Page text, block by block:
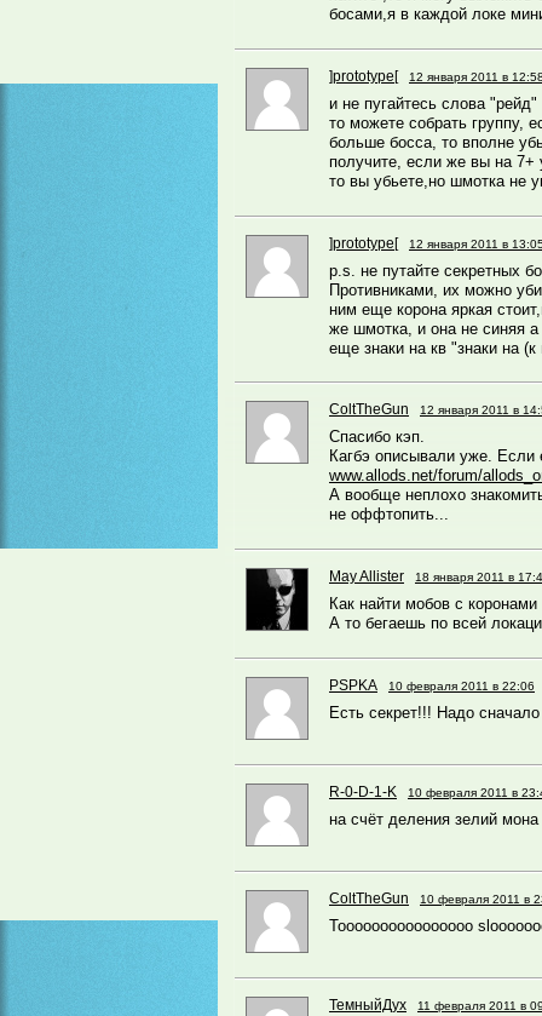
босами,я в каждой локе
]prototype[ 12 января 2011 в
и не пугайтесь слова
то можете собрать группу,
больше босса, то вполне
получите, если же вы на 7+
то вы убьете,но шмотка не
]prototype[ 12 января 2011 в
p.s. не путайте секретных
Противниками, их можно
ним еще корона яркая
же шмотка, и она не синяя а
еще знаки на кв "знаки на
ColtTheGun 12 января 2011 в
Спасибо кэп.
Кагбэ описывали уже. Если
www.allods.net/forum/
А вообще неплохо
не оффтопить...
May Allister 18 января 2011 в
Как найти мобов с коронами
А то бегаешь по всей
PSPKA 10 февраля 2011 в 22:06
Есть секрет!!! Надо сначало
R-0-D-1-K 10 февраля 2011 в
на счёт деления зелий
ColtTheGun 10 февраля 2011 в
Toooooooooooooooo
ТемныйДух 11 февраля 2011 в